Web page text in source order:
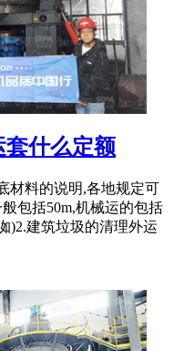
什么定额
材料的说明,各地规定可
包括50m,机械运的包括
)2.建筑垃圾的清理外运